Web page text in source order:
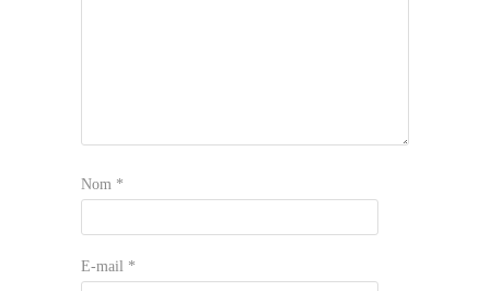
Nom *
E-mail *